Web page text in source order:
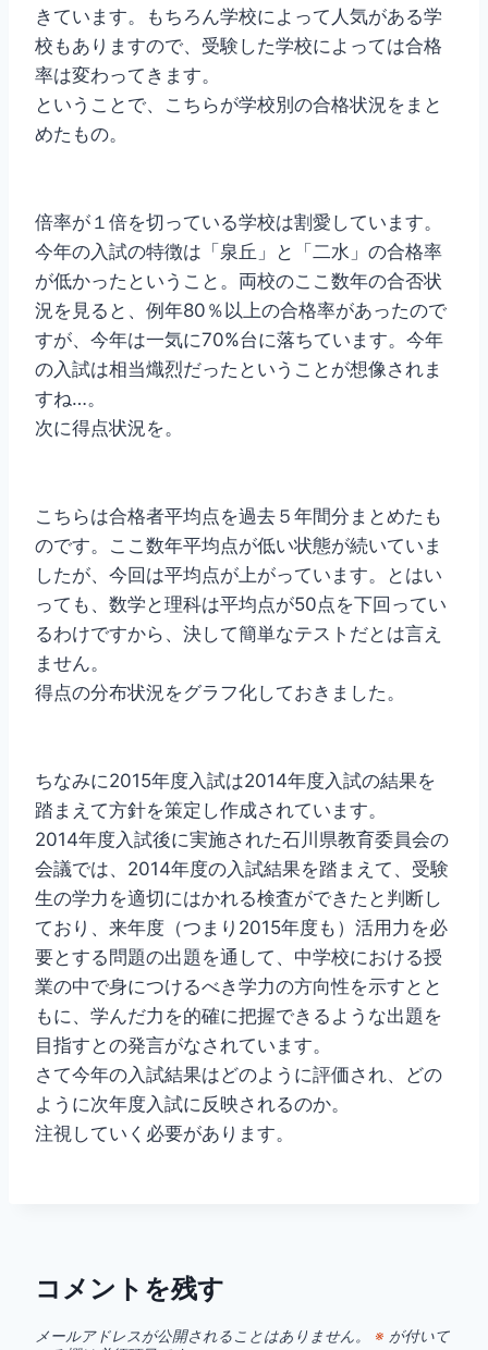
きています。もちろん学校によって人気がある学
校もありますので、受験した学校によっては合格
率は変わってきます。
ということで、こちらが学校別の合格状況をまと
めたもの。
倍率が１倍を切っている学校は割愛しています。
今年の入試の特徴は「泉丘」と「二水」の合格率
が低かったということ。両校のここ数年の合否状
況を見ると、例年80％以上の合格率があったので
すが、今年は一気に70%台に落ちています。今年
の入試は相当熾烈だったということが想像されま
すね…。
次に得点状況を。
こちらは合格者平均点を過去５年間分まとめたも
のです。ここ数年平均点が低い状態が続いていま
したが、今回は平均点が上がっています。とはい
っても、数学と理科は平均点が50点を下回ってい
るわけですから、決して簡単なテストだとは言え
ません。
得点の分布状況をグラフ化しておきました。
ちなみに2015年度入試は2014年度入試の結果を
踏まえて方針を策定し作成されています。
2014年度入試後に実施された石川県教育委員会の
会議では、2014年度の入試結果を踏まえて、受験
生の学力を適切にはかれる検査ができたと判断し
ており、来年度（つまり2015年度も）活用力を必
要とする問題の出題を通して、中学校における授
業の中で身につけるべき学力の方向性を示すとと
もに、学んだ力を的確に把握できるような出題を
目指すとの発言がなされています。
さて今年の入試結果はどのように評価され、どの
ように次年度入試に反映されるのか。
注視していく必要があります。
コメントを残す
メールアドレスが公開されることはありません。 ※ が付いて